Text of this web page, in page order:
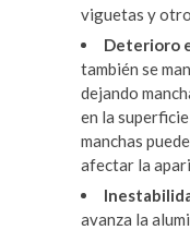
viguetas y
Deterioro
también se
dejando
en la
manchas
afectar la
avanza la